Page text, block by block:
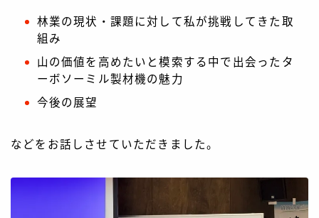
お知らせ
よくあるご質問
お問い合わせ
会社情報
林業の現状・課題に対して私が挑戦してきた取
組み
山の価値を高めたいと模索する中で出会ったタ
ーボソーミル製材機の魅力
今後の展望
などをお話しさせていただきました。